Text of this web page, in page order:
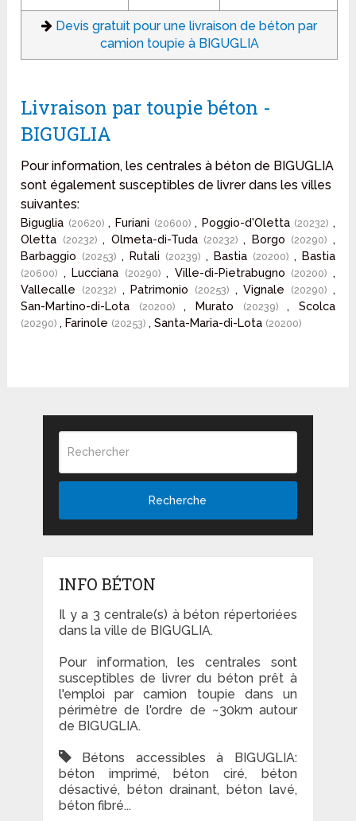
Devis gratuit pour une livraison de béton par
camion toupie à BIGUGLIA
Livraison par toupie béton -
BIGUGLIA
Pour information, les centrales à béton de BIGUGLIA
sont également susceptibles de livrer dans les villes
suivantes:
Biguglia (20620), Furiani (20600), Poggio-d'Oletta (20232) ,
Oletta (20232), Olmeta-di-Tuda (20232), Borgo (20290) ,
Barbaggio (20253), Rutali (20239), Bastia (20200) , Bastia
(20600) , Lucciana (20290), Ville-di-Pietrabugno (20200) ,
Vallecalle
(20232) , Patrimonio (20253) , Vignale (20290) ,
San-Martino-di-Lota
(20200), Murato (20239), Scolca
(20290), Farinole (20253), Santa-Maria-di-Lota (20200)
Recherche
INFO BÉTON
Il y a 3 centrale(s) à béton répertoriées
dans la ville de BIGUGLIA.
Pour information, les centrales sont
susceptibles de livrer du béton prêt à
l'emploi par camion toupie dans un
périmètre de l'ordre de ~30km autour
de BIGUGLIA.
Bétons accessibles à BIGUGLIA:
béton imprimé, béton ciré, béton
désactivé, béton drainant, béton lavé,
béton fibré...